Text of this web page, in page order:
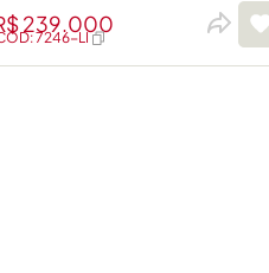
239.000
7246-LI